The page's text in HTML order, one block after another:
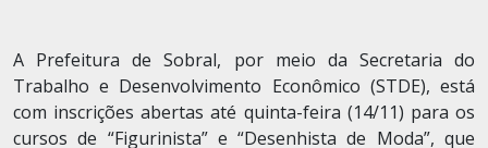
A Prefeitura de Sobral, por meio da Secretaria do
Trabalho e Desenvolvimento Econômico (STDE), está
com inscrições abertas até quinta-feira (14/11) para os
cursos de “Figurinista” e “Desenhista de Moda”, que